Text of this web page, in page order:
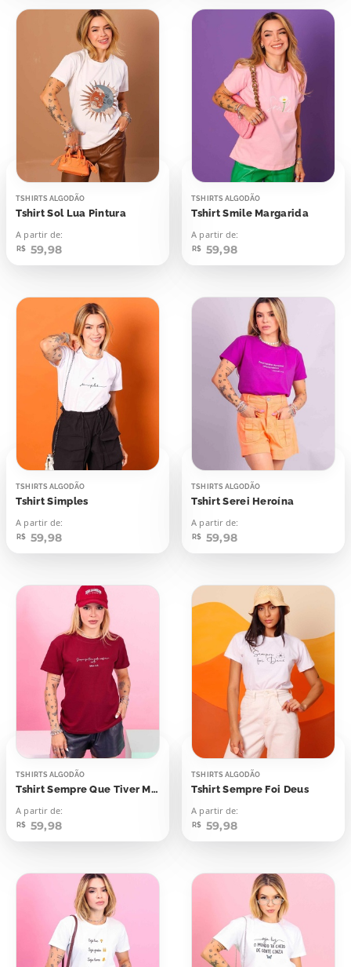
TSHIRTS ALGODÃO
Tshirt Sol Lua Pintura
A partir de:
R$ 59,98
TSHIRTS ALGODÃO
Tshirt Smile Margarida
A partir de:
R$ 59,98
TSHIRTS ALGODÃO
Tshirt Simples
A partir de:
R$ 59,98
TSHIRTS ALGODÃO
Tshirt Serei Heroína
A partir de:
R$ 59,98
TSHIRTS ALGODÃO
Tshirt Sempre Que Tiver Medo
A partir de:
R$ 59,98
TSHIRTS ALGODÃO
Tshirt Sempre Foi Deus
A partir de:
R$ 59,98